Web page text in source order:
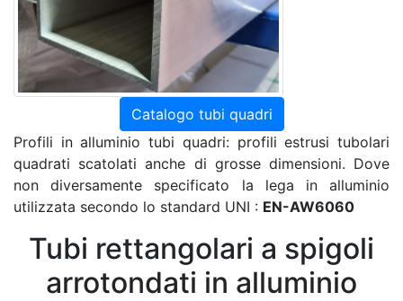
Catalogo tubi quadri
Profili in alluminio tubi quadri: profili estrusi tubolari
quadrati scatolati anche di grosse dimensioni. Dove
non diversamente specificato la lega in alluminio
utilizzata secondo lo standard UNI : EN-AW6060
Tubi rettangolari a spigoli
arrotondati in alluminio